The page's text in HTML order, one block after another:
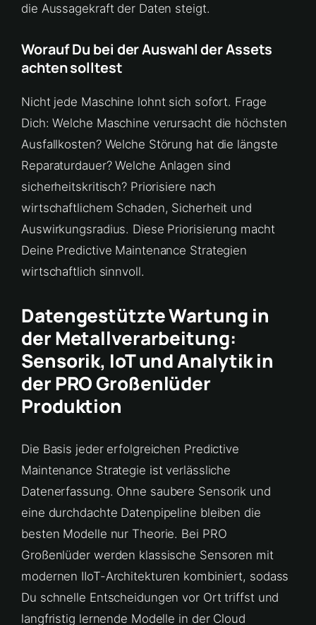
die Aussagekraft der Daten steigt.
Worauf Du bei der Auswahl der Assets
achten solltest
Nicht jede Maschine lohnt sich sofort. Frage
Dich: Welche Maschine verursacht die höchsten
Ausfallkosten? Welche Störung hat die längste
Reparaturdauer? Welche Anlagen sind
sicherheitskritisch? Priorisiere nach
wirtschaftlichem Schaden, Sicherheit und
Auswirkungsradius. Diese Priorisierung macht
Deine Predictive Maintenance Strategien
wirtschaftlich sinnvoll.
Datengestützte Wartung in
der Metallverarbeitung:
Sensorik, IoT und Analytik in
der PRO Großenlüder
Produktion
Die Basis jeder erfolgreichen Predictive
Maintenance Strategie ist verlässliche
Datenerfassung. Ohne saubere Sensorik und
eine durchdachte Datenpipeline bleiben die
besten Modelle nur Theorie. Bei PRO
Großenlüder werden klassische Sensoren mit
modernen IIoT-Architekturen kombiniert, sodass
Du schnelle Entscheidungen vor Ort triffst und
langfristig lernende Modelle in der Cloud